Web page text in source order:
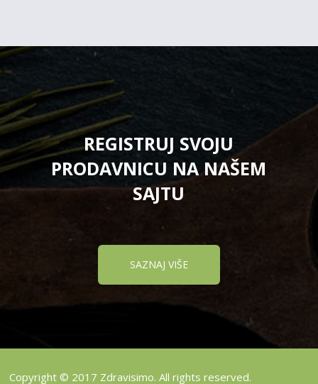
REGISTRUJ SVOJU
PRODAVNICU NA NAŠEM
SAJTU
SAZNAJ VIŠE
Copyright © 2017 Zdravisimo. All rights reserved.